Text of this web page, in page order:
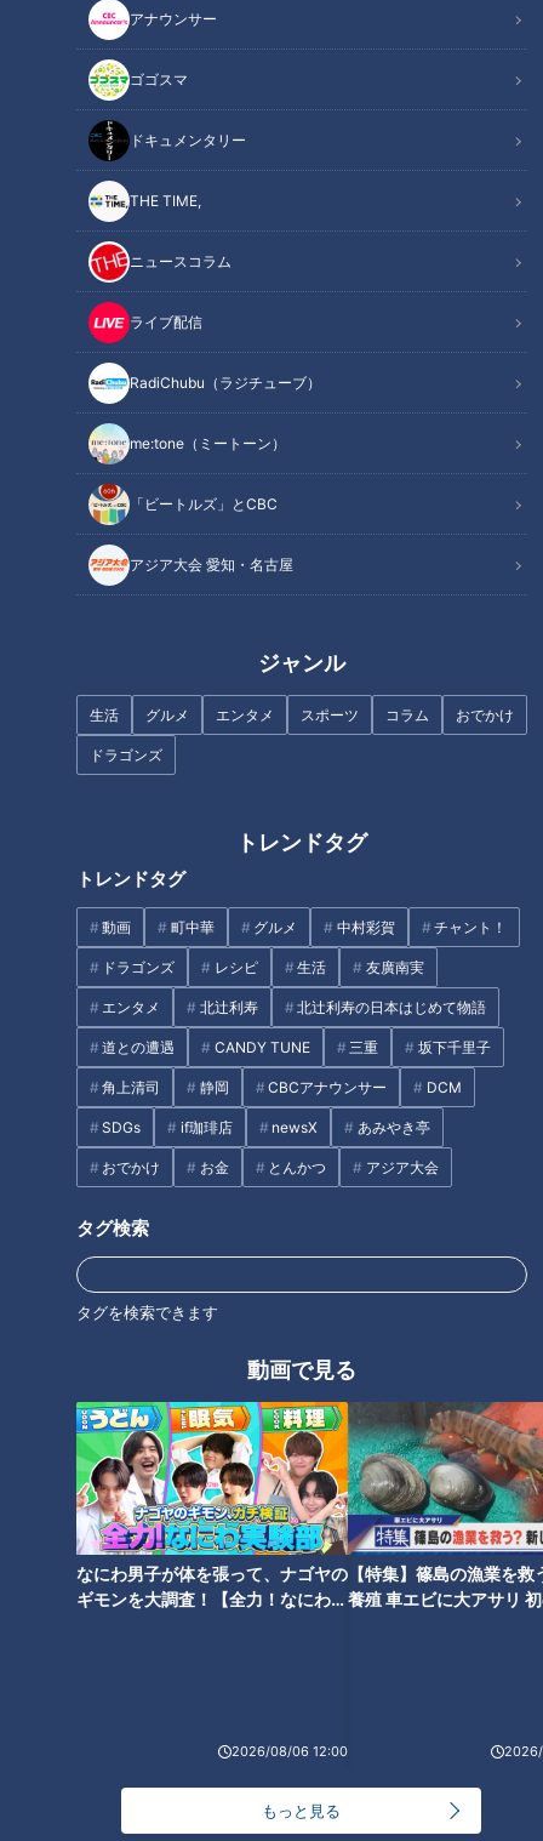
アナウンサー
ゴゴスマ
ドキュメンタリー
THE TIME,
ニュースコラム
ライブ配信
RadiChubu（ラジチューブ）
me:tone（ミートーン）
「ビートルズ」とCBC
アジア大会 愛知・名古屋
ジャンル
生活 グルメ エンタメ スポーツ コラム おでかけ
ドラゴンズ
トレンドタグ
トレンドタグ
動画 町中華 グルメ 中村彩賀 チャント！
ドラゴンズ レシピ 生活 友廣南実
エンタメ 北辻利寿 北辻利寿の日本はじめて物語
道との遭遇 CANDY TUNE 三重 坂下千里子
角上清司 静岡 CBCアナウンサー DCM
SDGs if珈琲店 newsX あみやき亭
おでかけ お金 とんかつ アジア大会
タグ検索
タグを検索できます
動画で見る
なにわ男子が体を張って、ナゴヤの
ギモンを大調査！【全力！なにわ実
2026/08/06 12:00
【特集】篠島の漁業を救
養殖 車エビに大アサリ
もっと見る
CBCテレビ/「チャント！」
墓石など石の端材を「もったいない精神」から、様々な料理を
彩る食器を石で作ってみようと石の器を製作している稲垣石材
実際に石の器を使っているお店では、石のお皿やふたなど珍し
い器から出てくる料理を見て、お客さんがビックリするそうで
これまでおよそ50種類の石の器を製作してきた創業94年の石
材店4代目が、愛知県岡崎市の地場産業を盛り上げようと仕掛
けた唯一無二の器について取材しました。
オススメ関連コンテンツ
CBCテレビ/「チャント！」
稲垣石材店の4代目、稲垣遼太（いながき・りょうた）さん
（31歳）は石の器などを製造販売する会社の代表を務めてい
ます。石の器の材料は、墓石などを製造する過程で出た端材。
本来であれば産業廃棄物になるものを利用して器を作っていま
す。その取り組みはまさに「もったいない精神」でした。
稲垣さん「昔は端材をいつ捨てようかな…という感じでした」
今は、端材の石を見ると器のイメージが湧いてくるようで、稲